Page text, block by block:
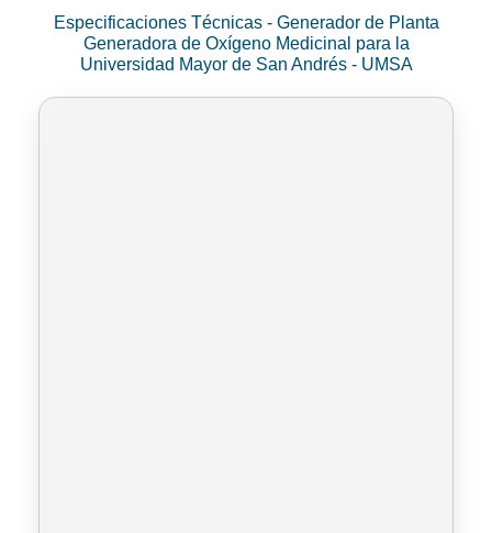
Especificaciones Técnicas - Generador de Planta
Generadora de Oxígeno Medicinal para la
Universidad Mayor de San Andrés - UMSA